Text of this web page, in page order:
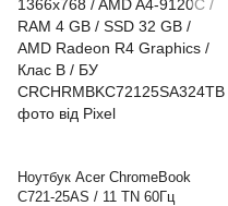
Ноутбук Acer ChromeBook
C721-25AS / 11 TN 60Гц